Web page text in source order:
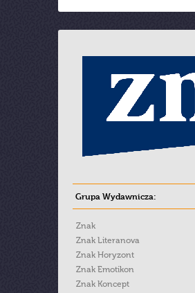
Grupa Wydawnicza:
Znak
Znak Literanova
Znak Horyzont
Znak Emotikon
Znak Koncept